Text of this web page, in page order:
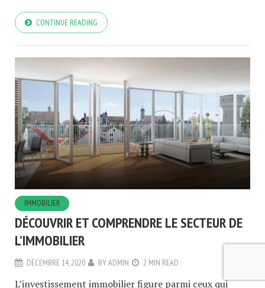
CONTINUE READING
IMMOBILIER
DÉCOUVRIR ET COMPRENDRE LE SECTEUR DE
L’IMMOBILIER
DÉCEMBRE 14, 2020 BYADMIN 2 MIN READ
L’investissement immobilier figure parmi ceux qui